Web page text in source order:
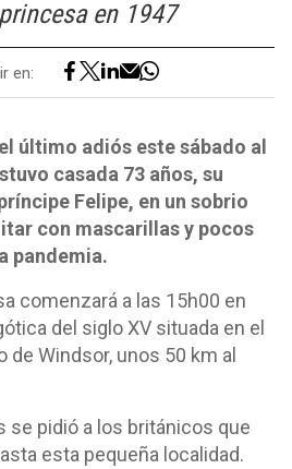
en 1947
en:
último adiós este sábado al
casada 73 años, su
Felipe, en un sobrio
con mascarillas y pocos
pandemia.
comenzará a las 15h00 en
del siglo XV situada en el
Windsor, unos 50 km al
se pidió a los británicos que
esta pequeña localidad.